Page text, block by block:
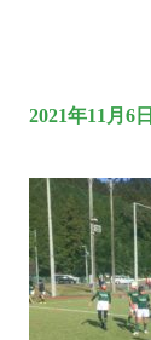
2021年11月6日